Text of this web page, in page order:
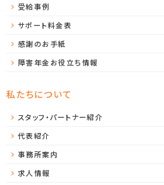
受給事例
サポート料金表
感謝のお手紙
障害年金お役立ち情報
私たちについて
スタッフ・パートナー紹介
代表紹介
事務所案内
求人情報